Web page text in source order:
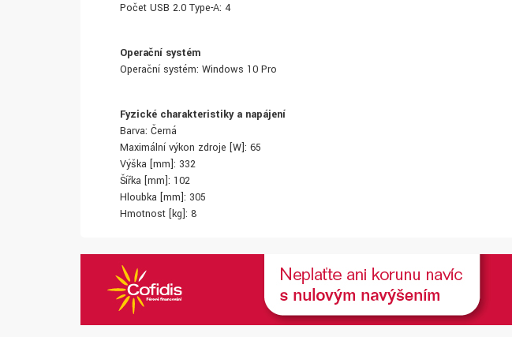
Počet USB 2.0 Type-A: 4
Operační systém
Operační systém: Windows 10 Pro
Fyzické charakteristiky a napájení
Barva: Černá
Maximální výkon zdroje [W]: 65
Výška [mm]: 332
Šířka [mm]: 102
Hloubka [mm]: 305
Hmotnost [kg]: 8